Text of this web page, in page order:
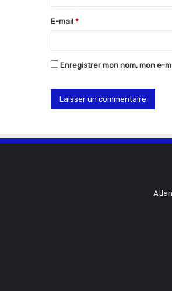
e
*
E-mail *
Enregistrer mon nom, mon e-